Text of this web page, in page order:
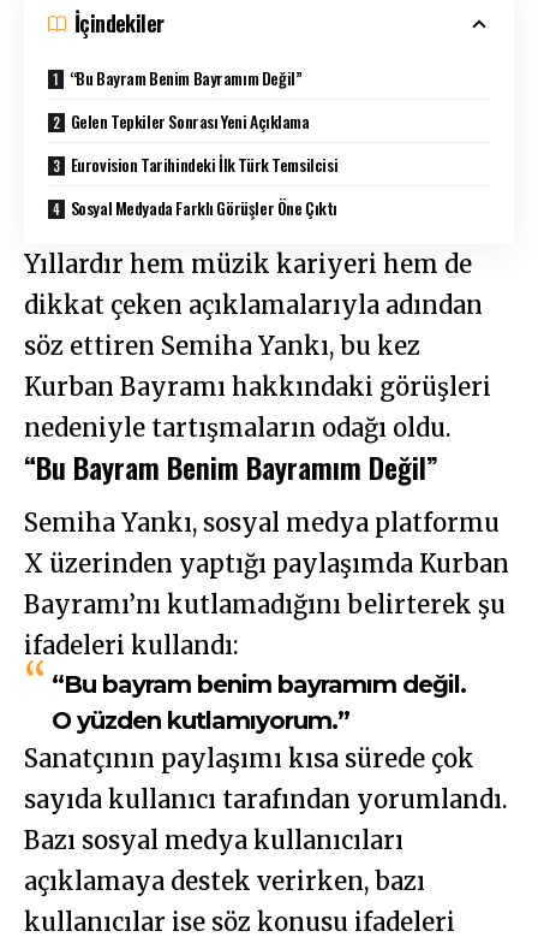
İçindekiler
“Bu Bayram Benim Bayramım Değil”
Gelen Tepkiler Sonrası Yeni Açıklama
Eurovision Tarihindeki İlk Türk Temsilcisi
Sosyal Medyada Farklı Görüşler Öne Çıktı
Yıllardır hem müzik kariyeri hem de
dikkat çeken açıklamalarıyla adından
söz ettiren Semiha Yankı, bu kez
Kurban Bayramı hakkındaki görüşleri
nedeniyle tartışmaların odağı oldu.
“Bu Bayram Benim Bayramım Değil”
Semiha Yankı, sosyal medya platformu
X üzerinden yaptığı paylaşımda Kurban
Bayramı’nı kutlamadığını belirterek şu
ifadeleri kullandı:
“Bu bayram benim bayramım değil.
O yüzden kutlamıyorum.”
Sanatçının paylaşımı kısa sürede çok
sayıda kullanıcı tarafından yorumlandı.
Bazı sosyal medya kullanıcıları
açıklamaya destek verirken, bazı
kullanıcılar ise söz konusu ifadeleri